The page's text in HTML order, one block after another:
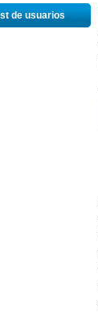
de usuarios